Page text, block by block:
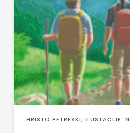
SV.ANTUNA
NAKLADA
ULIKS
NARODNA
KNJIŽNICA
HRISTO PETRESKI; ILUSTACIJE: